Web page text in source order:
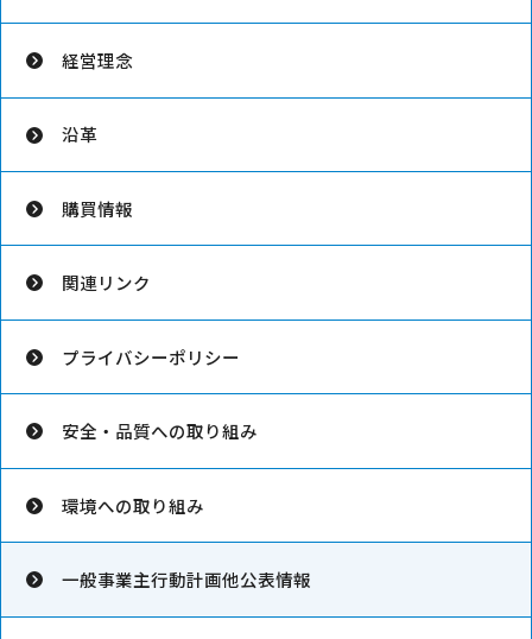
経営理念
沿革
購買情報
関連リンク
プライバシーポリシー
安全・品質への取り組み
環境への取り組み
一般事業主行動計画他公表情報